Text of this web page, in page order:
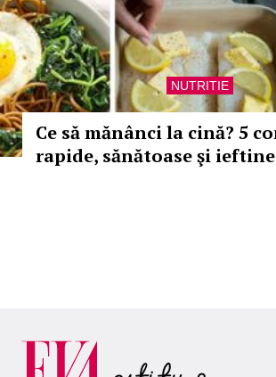
NUTRITIE
Ce să mănânci la cină? 5
rapide, sănătoase şi ieftine